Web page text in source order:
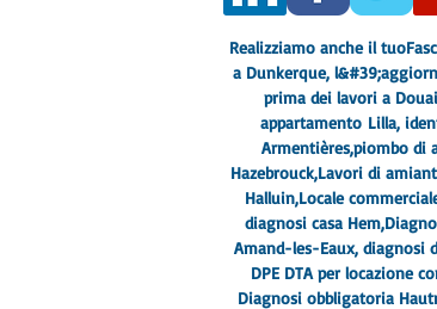
Realizziamo anche il tuo
a Dunkerque,
prima dei lavori a Douai
appartamento Lilla,
Armentières,piombo di
Hazebrouck,Lavori di
Halluin,Locale
diagnosi casa Hem,
Amand-les-Eaux, diagnosi
DPE DTA per locazione
Diagnosi obbligatoria